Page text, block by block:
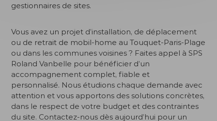
gestionnaires de sites.
Vous avez un projet d’installation, de déplacement
ou de retrait de mobil-home au Touquet-Paris-Plage
ou dans les communes voisines ? Faites appel à SPS
Roland Vanbelle pour bénéficier d’un
accompagnement complet, fiable et
personnalisé. Nous étudions chaque demande avec
attention et vous apportons des solutions concrètes,
dans le respect de votre budget et des contraintes
du site. Contactez-nous dès aujourd’hui pour un